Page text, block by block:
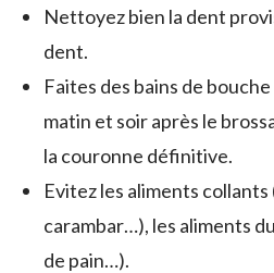
Nettoyez bien la dent
dent.
Faites des bains de
matin et soir après le
la couronne définitive.
Evitez les aliments
carambar…), les aliments
de pain…).